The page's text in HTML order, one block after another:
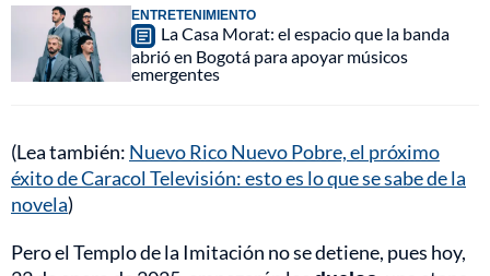
ENTRETENIMIENTO
La Casa Morat: el espacio que la banda
abrió en Bogotá para apoyar músicos
emergentes
(Lea también: Nuevo Rico Nuevo Pobre, el próximo
éxito de Caracol Televisión: esto es lo que se sabe de la
novela)
Pero el Templo de la Imitación no se detiene, pues hoy,